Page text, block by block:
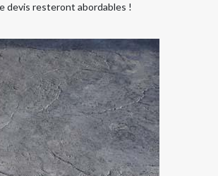
devis resteront abordables !